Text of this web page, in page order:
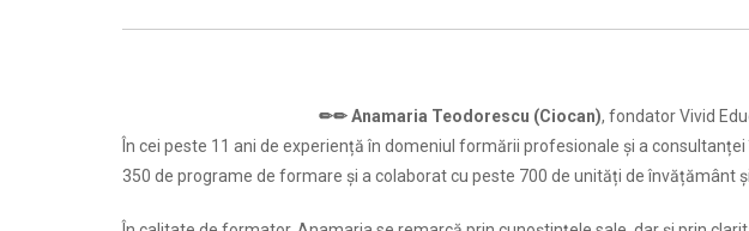
✏✏ Anamaria Teodorescu (Ciocan), fondator Vivid
În cei peste 11 ani de experiență în domeniul formării profesionale și a
350 de programe de formare și a colaborat cu peste 700 de unități de învățământ